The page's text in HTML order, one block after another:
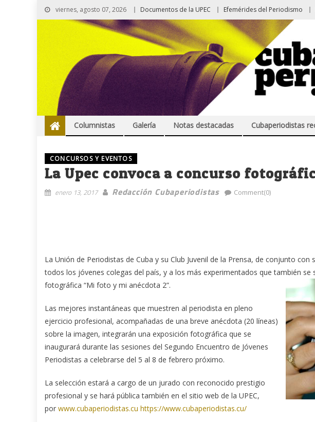
viernes, agosto 07, 2026 Documentos de la UPEC Efemérides del Periodismo
Columnistas Galería Notas destacadas Cubaperiodistas
CONCURSOS Y EVENTOS
La Upec convoca a concurso
enero 13, 2017 Redacción Cubaperiodistas Comment(0)
La Unión de Periodistas de Cuba y su Club Juvenil de la Prensa, de conjunto
todos los jóvenes colegas del país, y a los más experimentados que también
fotográfica “Mi foto y mi anécdota 2”.
Las mejores instantáneas que muestren al periodista en pleno
ejercicio profesional, acompañadas de una breve anécdota (20 líneas)
sobre la imagen, integrarán una exposición fotográfica que se
inaugurará durante las sesiones del Segundo Encuentro de Jóvenes
Periodistas a celebrarse del 5 al 8 de febrero próximo.
La selección estará a cargo de un jurado con reconocido prestigio
profesional y se hará pública también en el sitio web de la UPEC,
por www.cubaperiodistas.cu https://www.cubaperiodistas.cu/